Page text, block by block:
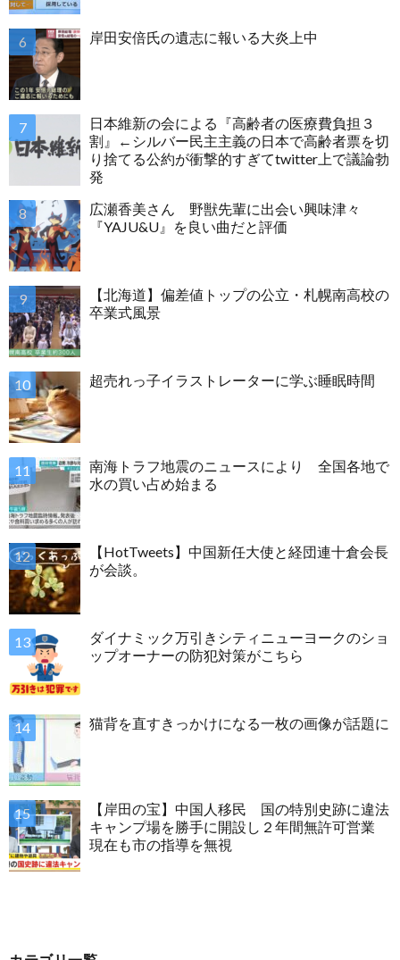
岸田安倍氏の遺志に報いる大炎上中
日本維新の会による『高齢者の医療費負担３
割』←シルバー民主主義の日本で高齢者票を切
り捨てる公約が衝撃的すぎてtwitter上で議論勃
発
広瀬香美さん 野獣先輩に出会い興味津々
『YAJU&U』を良い曲だと評価
【北海道】偏差値トップの公立・札幌南高校の
卒業式風景
超売れっ子イラストレーターに学ぶ睡眠時間
南海トラフ地震のニュースにより 全国各地で
水の買い占め始まる
【HotTweets】中国新任大使と経団連十倉会長
が会談。
ダイナミック万引きシティニューヨークのショ
ップオーナーの防犯対策がこちら
猫背を直すきっかけになる一枚の画像が話題に
【岸田の宝】中国人移民 国の特別史跡に違法
キャンプ場を勝手に開設し２年間無許可営業
現在も市の指導を無視